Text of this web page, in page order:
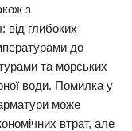
з
від глибоких
до
та морських
води. Помилка у
може
втрат, але